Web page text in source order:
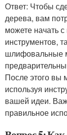
Ответ: Чтобы
дерева, вам
можете начать
инструментов,
шлифовальные
После этого вы
используя
вашей идеи.
правильное